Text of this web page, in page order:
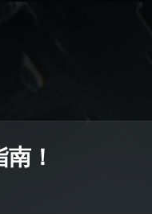
！